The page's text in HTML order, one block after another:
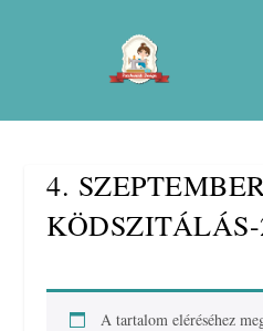
4.
A tartalom eléréséhez